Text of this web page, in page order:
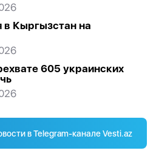
в Кыргызстан на
605 украинских
в Telegram-канале Vesti.az